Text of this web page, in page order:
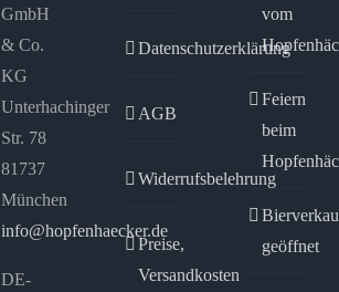
GmbH
& Co.
KG
Unterhachinger
Str. 78
81737
München
info@hopfenhaecker.de
DE-
Datenschutzerklärung
AGB
Widerrufsbelehrung
Preise,
Versandkosten
vom
Feiern
beim
geöffnet